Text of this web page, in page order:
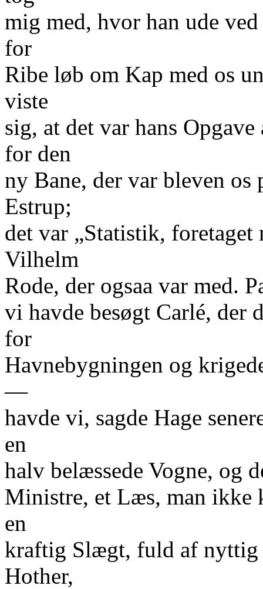
mig med, hvor han ude
for
Ribe løb om Kap med os
viste
sig, at det var hans
for den
ny Bane, der var bleven os
Estrup;
det var „Statistik,
Vilhelm
Rode, der ogsaa var med.
vi havde besøgt Carlé, der
for
Havnebygningen og
—
havde vi, sagde Hage
en
halv belæssede Vogne, og
Ministre, et Læs, man ikke
en
kraftig Slægt, fuld af nyttig
Hother,